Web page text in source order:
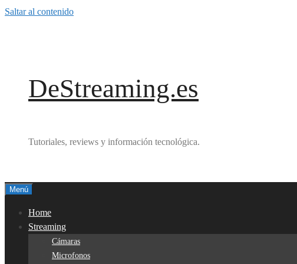
Saltar al contenido
DeStreaming.es
Tutoriales, reviews y información tecnológica.
Menú
Home
Streaming
Cámaras
Microfonos